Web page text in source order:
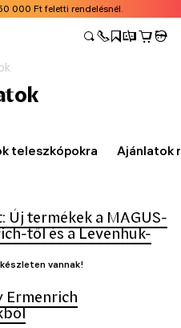
000 Ft feletti rendelésnél.
teleszkópokra Ajánlatok
Új termékek a MAGUS-
től és a Levenhuk-
vannak!
Ermenrich